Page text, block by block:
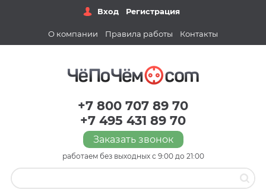
Вход Регистрация
О компании Правила работы Контакты
+7 800 707 89 70
+7 495 431 89 70
Заказать звонок
работаем без выходных с 9:00 до 21:00